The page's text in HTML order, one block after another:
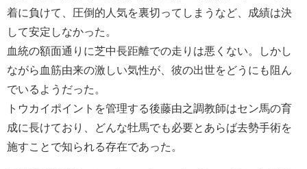
着に負けて、圧倒的人気を裏切ってしまうなど、成績は決
して安定しなかった。
血統の額面通りに芝中長距離での走りは悪くない。しかし
ながら血筋由来の激しい気性が、彼の出世をどうにも阻ん
でいるようだった。
トウカイポイントを管理する後藤由之調教師はセン馬の育
成に長けており、どんな牡馬でも必要とあらば去勢手術を
施すことで知られる存在であった。